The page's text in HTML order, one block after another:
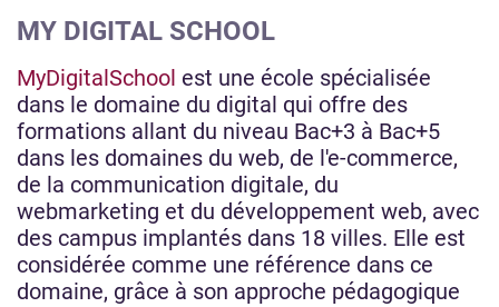
MY DIGITAL SCHOOL
MyDigitalSchool est une école spécialisée
dans le domaine du digital qui offre des
formations allant du niveau Bac+3 à Bac+5
dans les domaines du web, de l'e-commerce,
de la communication digitale, du
webmarketing et du développement web, avec
des campus implantés dans 18 villes. Elle est
considérée comme une référence dans ce
domaine, grâce à son approche pédagogique